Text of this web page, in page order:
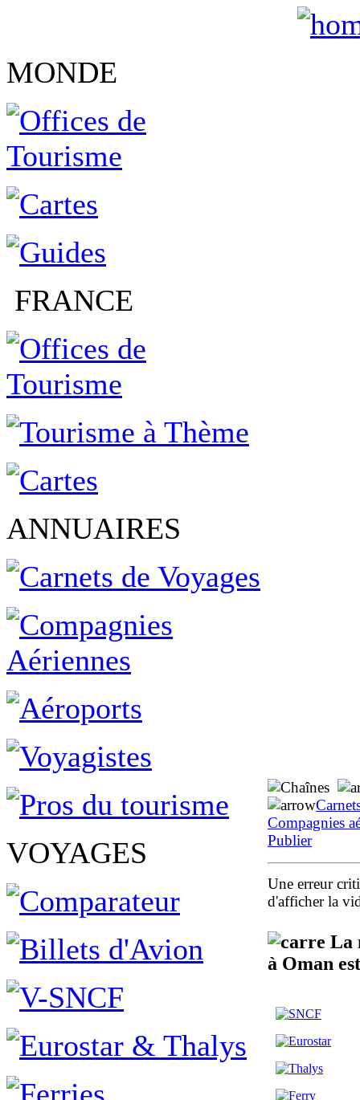
MONDE
FRANCE
ANNUAIRES
VOYAGES
Compagnies
Publier
Une erreur
d'afficher la
La
à Oman